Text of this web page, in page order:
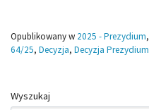
Opublikowany w 2025 - Prezydium,
64/25, Decyzja, Decyzja Prezydium
Wyszukaj